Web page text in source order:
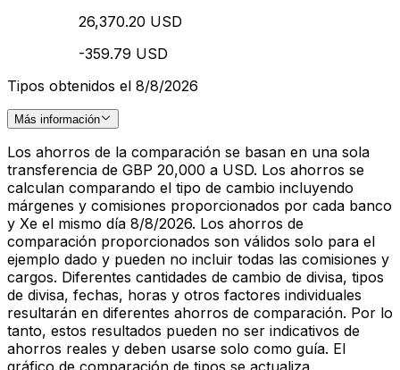
26,370.20 USD
-359.79 USD
Tipos obtenidos el 8/8/2026
Más información
Los ahorros de la comparación se basan en una sola
transferencia de GBP 20,000 a USD. Los ahorros se
calculan comparando el tipo de cambio incluyendo
márgenes y comisiones proporcionados por cada banco
y Xe el mismo día 8/8/2026. Los ahorros de
comparación proporcionados son válidos solo para el
ejemplo dado y pueden no incluir todas las comisiones y
cargos. Diferentes cantidades de cambio de divisa, tipos
de divisa, fechas, horas y otros factores individuales
resultarán en diferentes ahorros de comparación. Por lo
tanto, estos resultados pueden no ser indicativos de
ahorros reales y deben usarse solo como guía. El